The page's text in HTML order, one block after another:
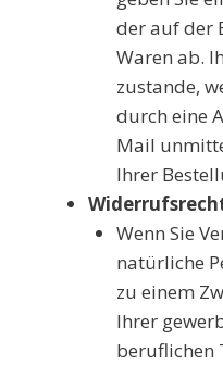
der auf der
Waren ab.
zustande,
durch eine
Mail
Ihrer
Wenn Sie
natürliche
zu einem
Ihrer
beruflichen